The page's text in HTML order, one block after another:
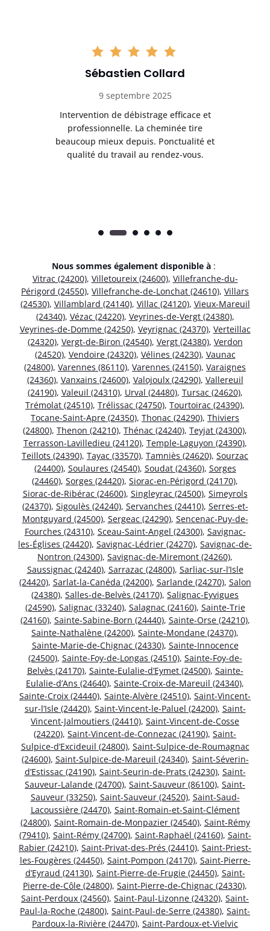
Sébastien Collard
9 septembre 2025
Intervention de débistrage efficace et
professionnelle. La cheminée tire
beaucoup mieux depuis. Ponctualité et
qualité du travail au rendez-vous.
Nous sommes également disponible à :
Vitrac (24200), Villetoureix (24600), Villefranche-du-
Périgord (24550), Villefranche-de-Lonchat (24610), Villars
(24530), Villamblard (24140), Villac (24120), Vieux-Mareuil
(24340), Vézac (24220), Veyrines-de-Vergt (24380),
Veyrines-de-Domme (24250), Veyrignac (24370), Verteillac
(24320), Vergt-de-Biron (24540), Vergt (24380), Verdon
(24520), Vendoire (24320), Vélines (24230), Vaunac
(24800), Varennes (86110), Varennes (24150), Varaignes
(24360), Vanxains (24600), Valojoulx (24290), Vallereuil
(24190), Valeuil (24310), Urval (24480), Tursac (24620),
Trémolat (24510), Trélissac (24750), Tourtoirac (24390),
Tocane-Saint-Apre (24350), Thonac (24290), Thiviers
(24800), Thenon (24210), Thénac (24240), Teyjat (24300),
Terrasson-Lavilledieu (24120), Temple-Laguyon (24390),
Teillots (24390), Tayac (33570), Tamniès (24620), Sourzac
(24400), Soulaures (24540), Soudat (24360), Sorges
(24460), Sorges (24420), Siorac-en-Périgord (24170),
Siorac-de-Ribérac (24600), Singleyrac (24500), Simeyrols
(24370), Sigoulès (24240), Servanches (24410), Serres-et-
Montguyard (24500), Sergeac (24290), Sencenac-Puy-de-
Fourches (24310), Sceau-Saint-Angel (24300), Savignac-
les-Églises (24420), Savignac-Lédrier (24270), Savignac-de-
Nontron (24300), Savignac-de-Miremont (24260),
Saussignac (24240), Sarrazac (24800), Sarliac-sur-l’Isle
(24420), Sarlat-la-Canéda (24200), Sarlande (24270), Salon
(24380), Salles-de-Belvès (24170), Salignac-Eyvigues
(24590), Salignac (33240), Salagnac (24160), Sainte-Trie
(24160), Sainte-Sabine-Born (24440), Sainte-Orse (24210),
Sainte-Nathalène (24200), Sainte-Mondane (24370),
Sainte-Marie-de-Chignac (24330), Sainte-Innocence
(24500), Sainte-Foy-de-Longas (24510), Sainte-Foy-de-
Belvès (24170), Sainte-Eulalie-d’Eymet (24500), Sainte-
Eulalie-d’Ans (24640), Sainte-Croix-de-Mareuil (24340),
Sainte-Croix (24440), Sainte-Alvère (24510), Saint-Vincent-
sur-l’Isle (24420), Saint-Vincent-le-Paluel (24200), Saint-
Vincent-Jalmoutiers (24410), Saint-Vincent-de-Cosse
(24220), Saint-Vincent-de-Connezac (24190), Saint-
Sulpice-d’Excideuil (24800), Saint-Sulpice-de-Roumagnac
(24600), Saint-Sulpice-de-Mareuil (24340), Saint-Séverin-
d’Estissac (24190), Saint-Seurin-de-Prats (24230), Saint-
Sauveur-Lalande (24700), Saint-Sauveur (86100), Saint-
Sauveur (33250), Saint-Sauveur (24520), Saint-Saud-
Lacoussière (24470), Saint-Romain-et-Saint-Clément
(24800), Saint-Romain-de-Monpazier (24540), Saint-Rémy
(79410), Saint-Rémy (24700), Saint-Raphaël (24160), Saint-
Rabier (24210), Saint-Privat-des-Prés (24410), Saint-Priest-
les-Fougères (24450), Saint-Pompon (24170), Saint-Pierre-
d’Eyraud (24130), Saint-Pierre-de-Frugie (24450), Saint-
Pierre-de-Côle (24800), Saint-Pierre-de-Chignac (24330),
Saint-Perdoux (24560), Saint-Paul-Lizonne (24320), Saint-
Paul-la-Roche (24800), Saint-Paul-de-Serre (24380), Saint-
Pardoux-la-Rivière (24470), Saint-Pardoux-et-Vielvic